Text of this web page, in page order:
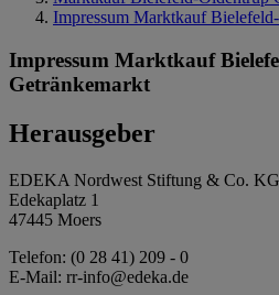
Impressum Marktkauf
Impressum Marktkauf
Getränkemarkt
Herausgeber
EDEKA Nordwest Stiftung & Co. KG
Edekaplatz 1
47445 Moers
Telefon: (0 28 41) 209 - 0
E-Mail: rr-info@edeka.de